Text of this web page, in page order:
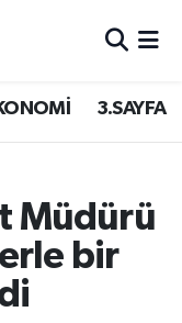
3.SAYFA
Müdürü
bir